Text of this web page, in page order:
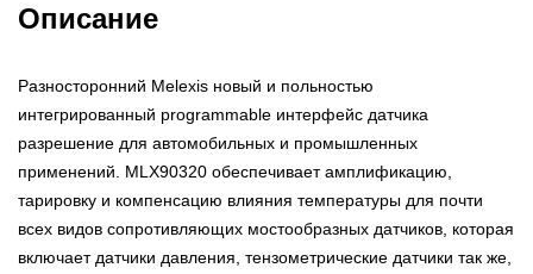
Описание
Разносторонний Melexis новый и польностью
интегрированный programmable интерфейс датчика
разрешение для автомобильных и промышленных
применений. MLX90320 обеспечивает амплификацию,
тарировку и компенсацию влияния температуры для почти
всех видов сопротивляющих мостообразных датчиков, которая
включает датчики давления, тензометрические датчики так же,